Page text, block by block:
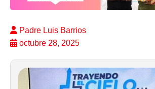
Padre Luis Barrios
octubre 28, 2025